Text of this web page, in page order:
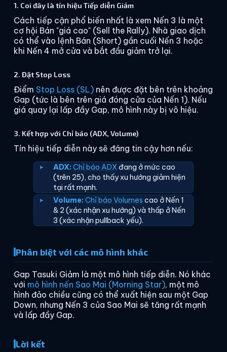
1. Coi đây là tín hiệu Tiếp diễn Giảm
Cách tiếp cận phổ biến nhất là xem Nến 3 là một
cơ hội Bán "giá cao" (Sell the Rally). Nhà giao dịch
có thể vào lệnh Bán (Short) gần cuối Nến 3 hoặc
khi Nến 4 mở cửa và bắt đầu giảm trở lại.
2. Đặt Stop Loss
Điểm Stop Loss (SL)nên được đặt bên trên khoảng
Gap (tức là bên trên giá đóng cửa của Nến 1). Nếu
giá quay lại lấp đầy Gap, mô hình này bị vô hiệu.
3. Kết hợp với Chỉ báo (ADX, Volume)
Tín hiệu tiếp diễn này sẽ đáng tin cậy hơn nếu:
ADX:Chỉ báo ADX đang ở mức cao
(trên 25), cho thấy xu hướng giảm hiện
tại rất mạnh.
Volume:Chỉ báo Volumes cao ở Nến 1
& 2 (xác nhận xu hướng) và thấp ở Nến
3 (xác nhận pullback yếu).
Phân biệt với các mô hình khác
Gap Tasuki Giảm là một mô hình tiếp diễn. Nó khác
với mô hình nến Sao Mai (Morning Star), một mô
hình đảo chiều cũng có thể xuất hiện sau một Gap
Down, nhưng Nến 3 của Sao Mai sẽ tăng rất mạnh
và lấp đầy Gap.
Lời kết